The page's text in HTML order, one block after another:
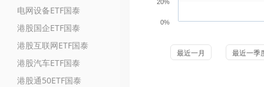
电网设备ETF国泰
港股国企ETF国泰
港股互联网ETF国泰
港股汽车ETF国泰
港股通50ETF国泰
0%
20%
最近一月 最近一季